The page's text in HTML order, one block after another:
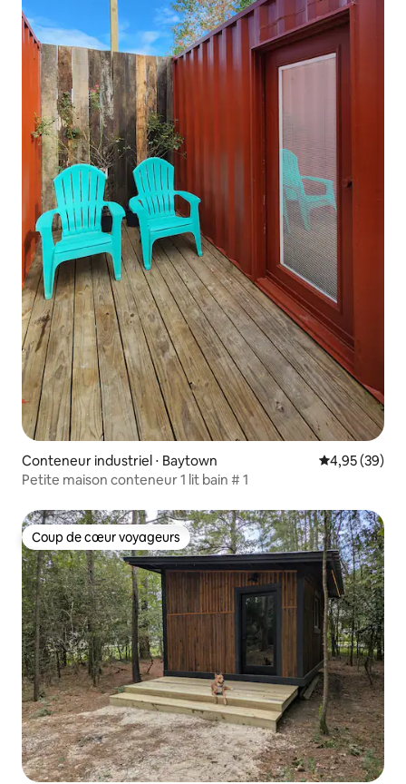
Conteneur industriel ⋅ Baytown Évaluation
4,95 (39)
Petite maison conteneur 1 lit bain # 1
Coup de cœur voyageurs
Coup de cœur voyageurs